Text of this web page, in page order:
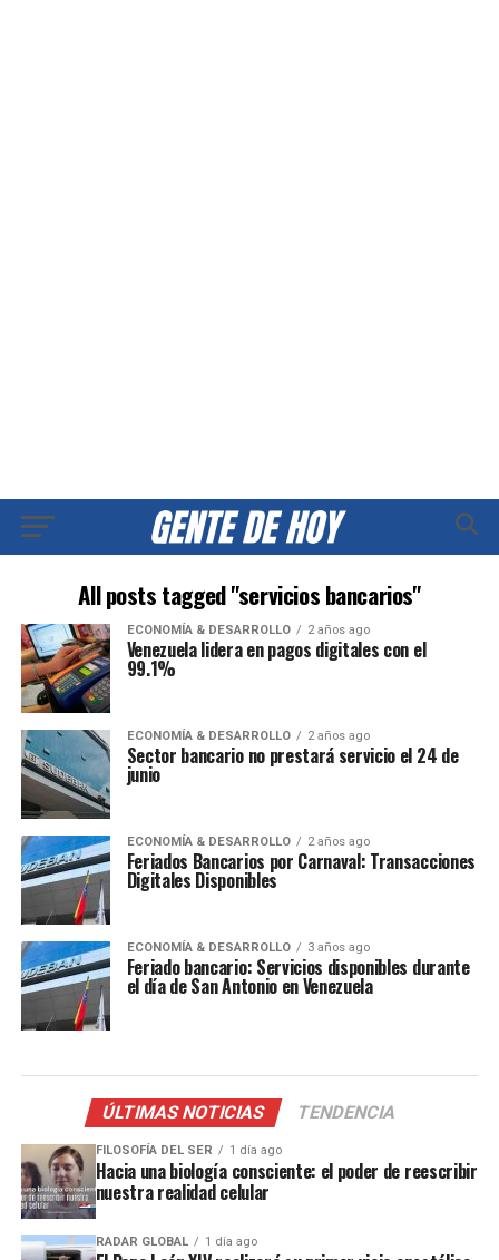
All posts tagged "servicios bancarios"
ECONOMÍA & DESARROLLO 2 años ago
Venezuela lidera en pagos digitales con el
99.1%
ECONOMÍA & DESARROLLO 2 años ago
Sector bancario no prestará servicio el 24 de
junio
ECONOMÍA & DESARROLLO 2 años ago
Feriados Bancarios por Carnaval: Transacciones
Digitales Disponibles
ECONOMÍA & DESARROLLO 3 años ago
Feriado bancario: Servicios disponibles durante
el día de San Antonio en Venezuela
ÚLTIMAS NOTICIAS TENDENCIA
FILOSOFÍA DEL SER 1 día ago
Hacia una biología consciente: el poder de reescribir
nuestra realidad celular
RADAR GLOBAL 1 día ago